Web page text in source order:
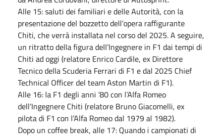
Alle 15: saluti dei familiari e delle Autorità, con la
presentazione del bozzetto dell’opera raffigurante
Chiti, che verrà installata nel corso del 2025. A seguire,
un ritratto della figura dell’Ingegnere in F1 dai tempi di
Chiti ad oggi (relatore Enrico Cardile, ex Direttore
Tecnico della Scuderia Ferrari di F1 e dal 2025 Chief
Technical Officer del team Aston Martin di F1).
Alle 16: la F1 degli anni ’80 con l’Alfa Romeo
dell’Ingegnere Chiti (relatore Bruno Giacomelli, ex
pilota di F1 con l’Alfa Romeo dal 1979 al 1982).
Dopo un coffee break, alle 17: Quando i campionati di